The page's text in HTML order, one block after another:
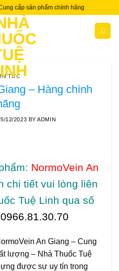
cấp sản phẩm chính hãng
TỨC
– Hàng chính
12/2023 BYADMIN
NormoVein An
chi tiết vui lòng liên
Tuệ Linh qua số
0966.81.30.70
An Giang – Cung
lượng – Nhà Thuốc Tuệ
được sự uy tín trong